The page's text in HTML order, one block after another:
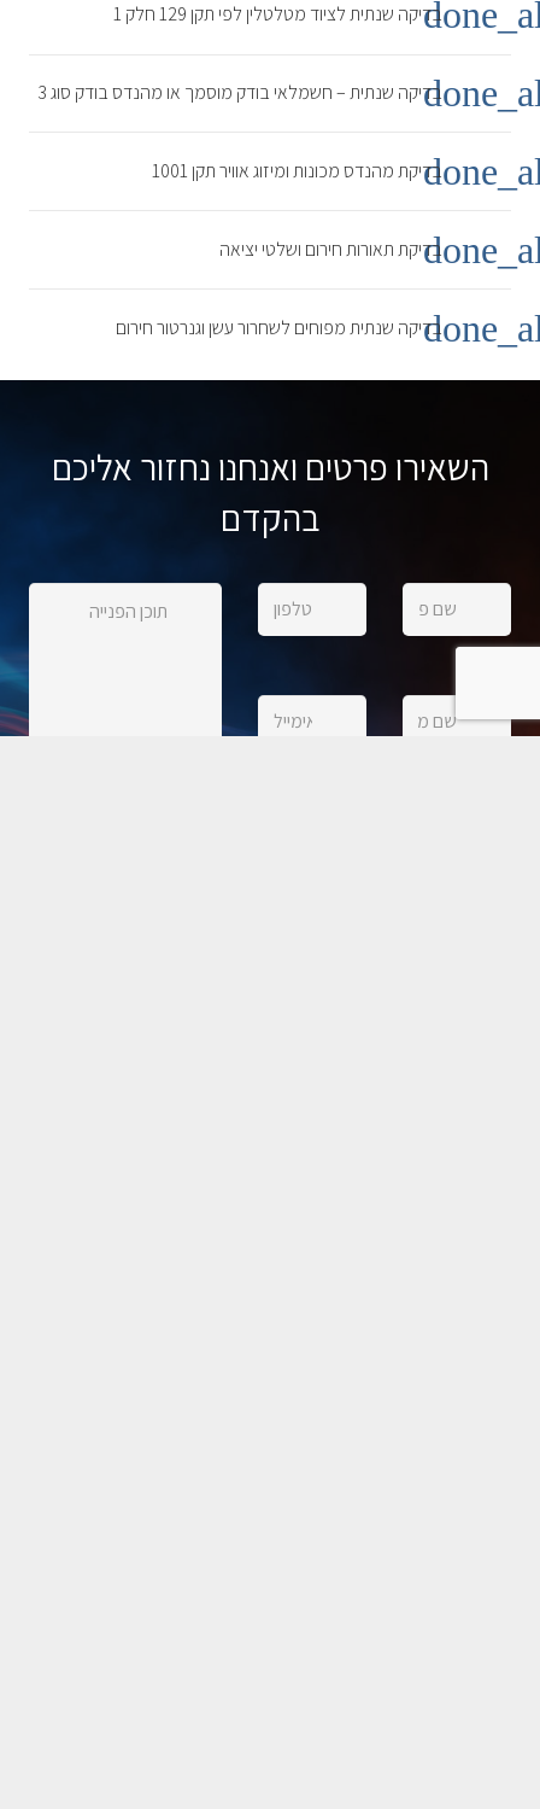
בדיקה שנתית לציוד מטלטלין לפי תקן 129 חלק 1
בדיקה שנתית – חשמלאי בודק מוסמך או מהנדס​ בודק סוג 3
בדיקת מהנדס מכונות ומיזוג אוויר תקן 1001
בדיקת תאורות חירום ושלטי יציאה
בדיקה שנתית מפוחים לשחרור עשן וגנרטור חירום
השאירו פרטים ואנחנו נחזור אליכם
בהקדם